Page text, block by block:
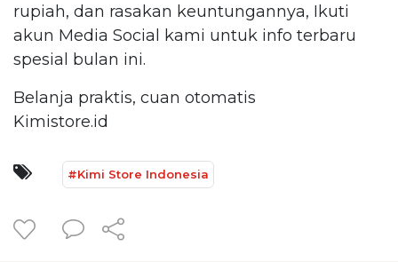
rupiah, dan rasakan keuntungannya, Ikuti
akun Media Social kami untuk info terbaru
spesial bulan ini.
Belanja praktis, cuan otomatis
Kimistore.id
#Kimi Store Indonesia